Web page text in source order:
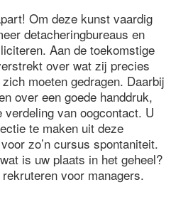
Om deze kunst vaardig
detacheringbureaus en
Aan de toekomstige
over wat zij precies
moeten gedragen. Daarbij
over een goede handdruk,
van oogcontact. U
te maken uit deze
zo’n cursus spontaniteit.
is uw plaats in het geheel?
voor managers.